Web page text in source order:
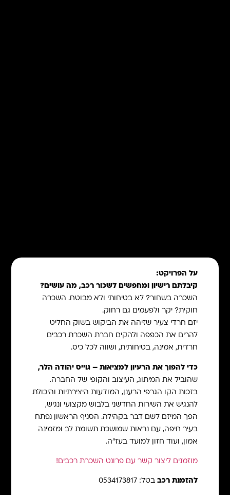
על הפרויקט:
קיבלתם רישיון ומחפשים לשכור רכב, מה עושים?
השכרה בשחור? לא בטיחותי ולא מבוטח. השכרה
חוקית? יקר ולפעמים גם רחוק.
יזם חרדי צעיר שזיהה את הביקוש בשוק החליט
להרים את הכפפה ולהקים חברת השכרת רכבים
חרדית, אמינה, בטיחותית, ושווה לכל כיס.
כדי להפוך את הרעיון למציאות – גוייס יהודה הלר,
שהוביל את המיתוג, העיצוב והקופי של החברה.
בזכות הקו הגרפי הרענן, המודעות היצירתיות והיכולת
להנגיש את השירות החדשני בלבוש מקצועי ונגיש,
הפך המיזם לשם דבר בקהילה. הסניף הראשון נפתח
בעיר חיפה, עם נראות שמושכת תשומת לב ומזמינה
אמון, ועוד חזון למועד בעז"ה.
מוזמנים ליצור קשר עם פרונט השכרת רכבים!
להזמנת רכב בטל: 0534173817